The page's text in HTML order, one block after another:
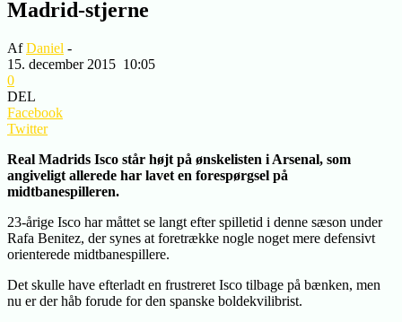
Madrid-stjerne
AfDaniel -
15. december 2015 10:05
0
DEL
Facebook
Twitter
Real Madrids Isco står højt på ønskelisten i Arsenal, som
angiveligt allerede har lavet en forespørgsel på
midtbanespilleren.
23-årige Isco har måttet se langt efter spilletid i denne sæson under
Rafa Benitez, der synes at foretrække nogle noget mere defensivt
orienterede midtbanespillere.
Det skulle have efterladt en frustreret Isco tilbage på bænken, men
nu er der håb forude for den spanske boldekvilibrist.